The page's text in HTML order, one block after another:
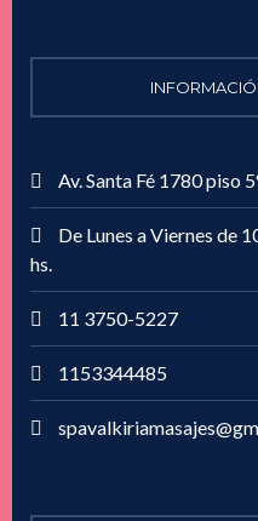
Av. Santa Fé 1780 piso
De Lunes a Viernes de
hs.
11 3750-5227
1153344485